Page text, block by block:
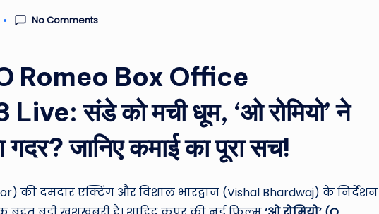
u
n
d
T
h
No Comments
Romeo Box Office
संडे को मची धूम, ‘ओ रोमियो’ ने
जानिए कमाई का पूरा सच!
की दमदार एक्टिंग और विशाल भारद्वाज (Vishal Bhardwaj) के निर्देशन